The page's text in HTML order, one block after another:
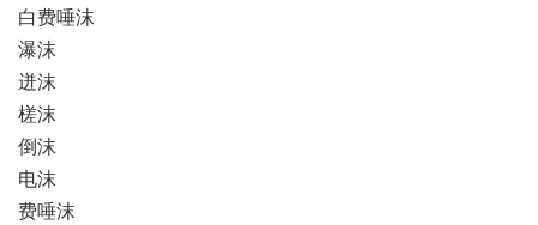
白费唾沫
瀑沫
迸沫
槎沫
倒沫
电沫
费唾沫